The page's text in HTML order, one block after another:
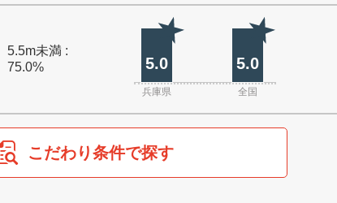
5.5m未満 :
75.0%
5.0 5.0
兵庫県 全国
こだわり条件で探す